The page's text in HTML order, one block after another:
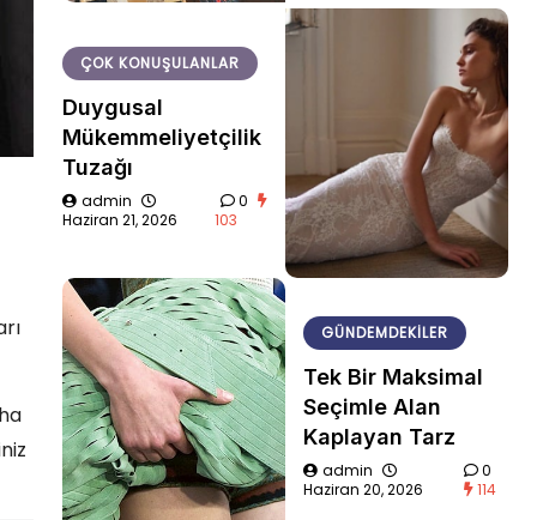
ÇOK KONUŞULANLAR
Duygusal
Mükemmeliyetçilik
Tuzağı
admin
Haziran 21, 2026
0
103
GÜNDEMDEKILER
Tek Bir Maksimal
Seçimle Alan
Kaplayan Tarz
admin
Haziran 20, 2026
0
114